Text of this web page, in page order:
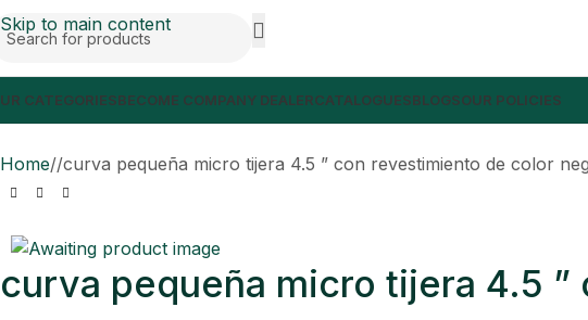
Skip to main content
CATEGORIESBECOME COMPANY DEALERCATALOGUESBLOGSOUR POLICIES
Home/ curva pequeña micro tijera 4.5 ” con revestimiento de color
curva pequeña micro tijera 4.5